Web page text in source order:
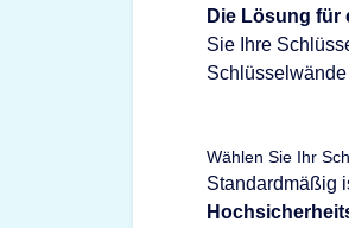
Die Lösung für
Sie Ihre
Wählen Sie Ihr
Standardmäßig